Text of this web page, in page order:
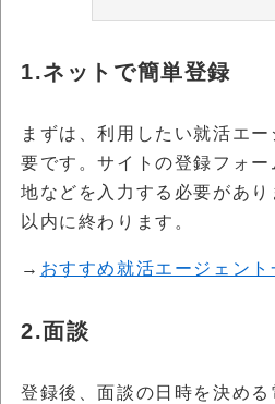
1.ネットで簡単登録
まずは、利用したい就活エ
要です。サイトの登録フォ
地などを入力する必要があ
以内に終わります。
→ おすすめ就活エージェント
2.面談
登録後、面談の日時を決め